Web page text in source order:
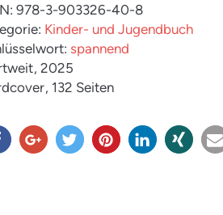
978-3-903326-40-8
Kinder- und Jugendbuch
spannend
, 2025
, 132 Seiten